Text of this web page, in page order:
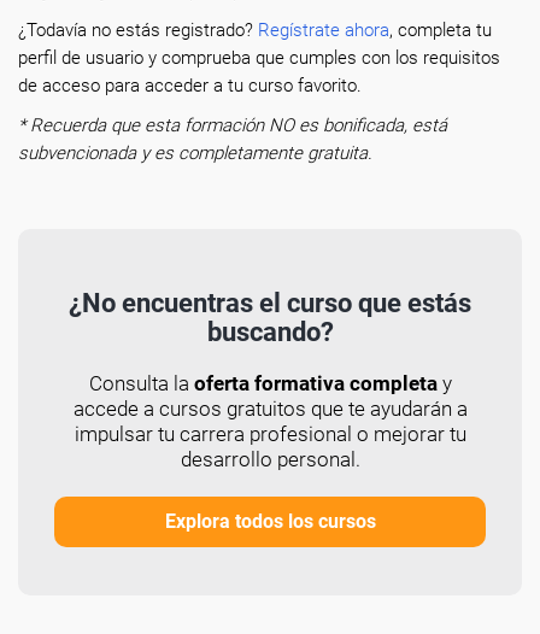
¿Todavía no estás registrado? Regístrate ahora, completa tu
perfil de usuario y comprueba que cumples con los requisitos
de acceso para acceder a tu curso favorito.
* Recuerda que esta formación NO es bonificada, está
subvencionada y es completamente gratuita.
¿No encuentras el curso que estás
buscando?
Consulta la oferta formativa completay
accede a cursos gratuitos que te ayudarán a
impulsar tu carrera profesional o mejorar tu
desarrollo personal.
Explora todos los cursos